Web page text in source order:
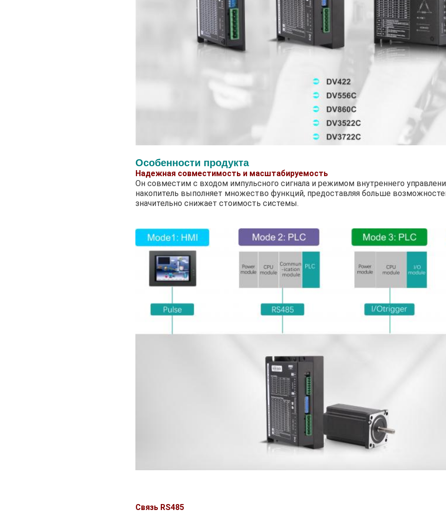
Особенности продукта
Надежная совместимость и масштабируемость
Он совместим с входом импульсного сигнала и режимом внутреннего
накопитель выполняет множество функций, предоставляя больше
значительно снижает стоимость системы.
Связь RS485